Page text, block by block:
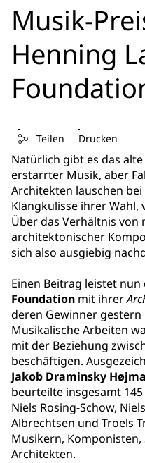
Musik-
Henning
Teilen Drucken
Natürlich gibt es das
erstarrter Musik, aber
Architekten lauschen
Klangkulisse ihrer Wahl,
Über das Verhältnis von
architektonischer
sich also ausgiebig
Einen Beitrag leistet nun
Foundation mit ihrer
deren Gewinner
Musikalische Arbeiten
mit der Beziehung
beschäftigen.
Jakob Draminsky
beurteilte insgesamt
Niels Rosing-Schow,
Albrechtsen und Troels
Musikern,
Architekten.